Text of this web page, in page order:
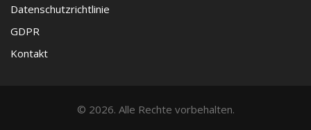
Datenschutzrichtlinie
GDPR
Kontakt
© 2026. Alle Rechte vorbehalten.